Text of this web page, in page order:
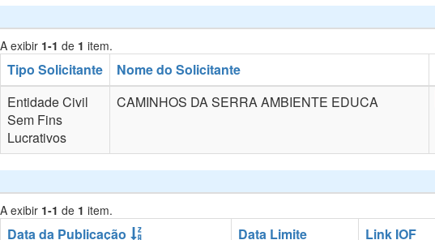
A exibir 1-1 de 1 item.
Tipo Solicitante Nome do Solicitante
Entidade Civil
Sem Fins
Lucrativos
CAMINHOS DA SERRA AMBIENTE EDUCA
A exibir 1-1 de 1 item.
Data da Publicação Data Limite Link IOF